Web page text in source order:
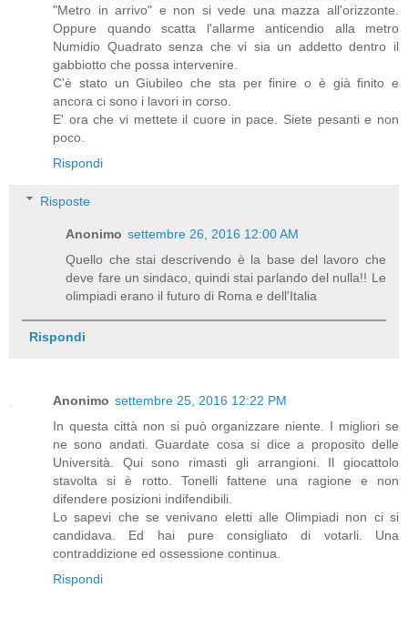
"Metro in arrivo" e non si vede una mazza all'orizzonte.
Oppure quando scatta l'allarme anticendio alla metro
Numidio Quadrato senza che vi sia un addetto dentro il
gabbiotto che possa intervenire.
C'è stato un Giubileo che sta per finire o è già finito e
ancora ci sono i lavori in corso.
E' ora che vi mettete il cuore in pace. Siete pesanti e non
poco.
Rispondi
Risposte
Anonimo settembre 26, 2016 12:00 AM
Quello che stai descrivendo è la base del lavoro che
deve fare un sindaco, quindi stai parlando del nulla!! Le
olimpiadi erano il futuro di Roma e dell'Italia
Rispondi
Anonimo settembre 25, 2016 12:22 PM
In questa città non si può organizzare niente. I migliori se
ne sono andati. Guardate cosa si dice a proposito delle
Università. Qui sono rimasti gli arrangioni. Il giocattolo
stavolta si è rotto. Tonelli fattene una ragione e non
difendere posizioni indifendibili.
Lo sapevi che se venivano eletti alle Olimpiadi non ci si
candidava. Ed hai pure consigliato di votarli. Una
contraddizione ed ossessione continua.
Rispondi